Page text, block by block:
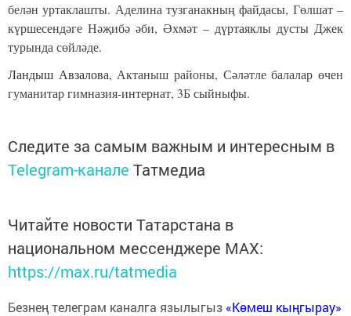
белән уртаклашты. Аделина тузганакның файдасы, Гөлшат –
күршесендәге Нәҗибә әби, Әхмәт – дүртаяклы дусты Джек
турында сөйләде.
Ландыш Авзалова, Актаныш районы, Сәләтле балалар өчен
гуманитар гимназия-интернат, 3Б сыйныфы.
Следите за самым важным и интересным в
Telegram-канале Татмедиа
Читайте новости Татарстана в
национальном мессенджере MАХ:
https://max.ru/tatmedia
Безнең телеграм каналга язылыгыз «Көмеш кыңгырау»